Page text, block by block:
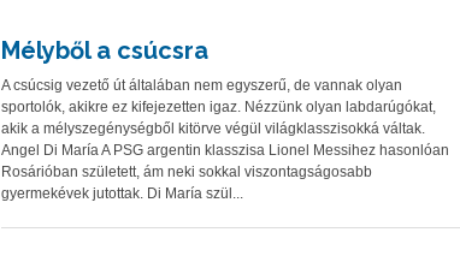
Mélyből a csúcsra
A csúcsig vezető út általában nem egyszerű, de vannak olyan
sportolók, akikre ez kifejezetten igaz. Nézzünk olyan labdarúgókat,
akik a mélyszegénységből kitörve végül világklasszisokká váltak.
Angel Di María A PSG argentin klasszisa Lionel Messihez hasonlóan
Rosárióban született, ám neki sokkal viszontagságosabb
gyermekévek jutottak. Di María szül...